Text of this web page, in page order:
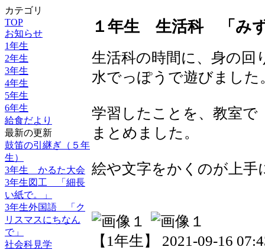
カテゴリ
TOP
お知らせ
1年生
2年生
3年生
4年生
5年生
6年生
給食だより
最新の更新
鼓笛の引継ぎ（５年
生）
3年生 かるた大会
3年生図工 「細長
い紙で。」
3年生外国語 「ク
リスマスにちなん
で」
社会科見学
１年生 生活科 「み
生活科の時間に、身の回
水でっぽうで遊びました
学習したことを、教室で
まとめました。
絵や文字をかくのが上手
【1年生】 2021-09-16